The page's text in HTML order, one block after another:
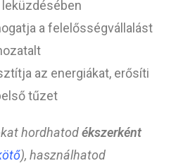
a felelősségvállalást
az energiákat, erősíti
tűzet
hordhatodékszerként
), használhatod